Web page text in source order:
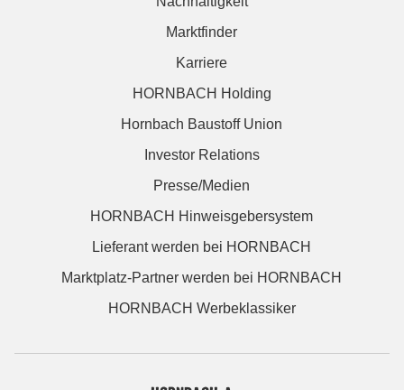
Marktfinder
Karriere
HORNBACH Holding
Hornbach Baustoff Union
Investor Relations
Presse/Medien
HORNBACH Hinweisgebersystem
Lieferant werden bei HORNBACH
Marktplatz-Partner werden bei HORNBACH
HORNBACH Werbeklassiker